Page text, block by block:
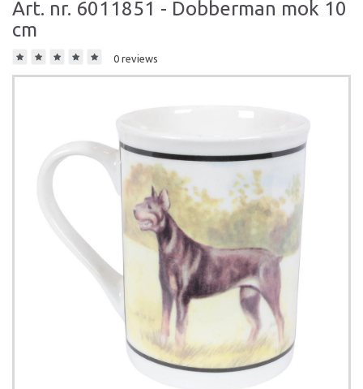
Art. nr. 6011851 - Dobberman mok 10
cm
0 reviews